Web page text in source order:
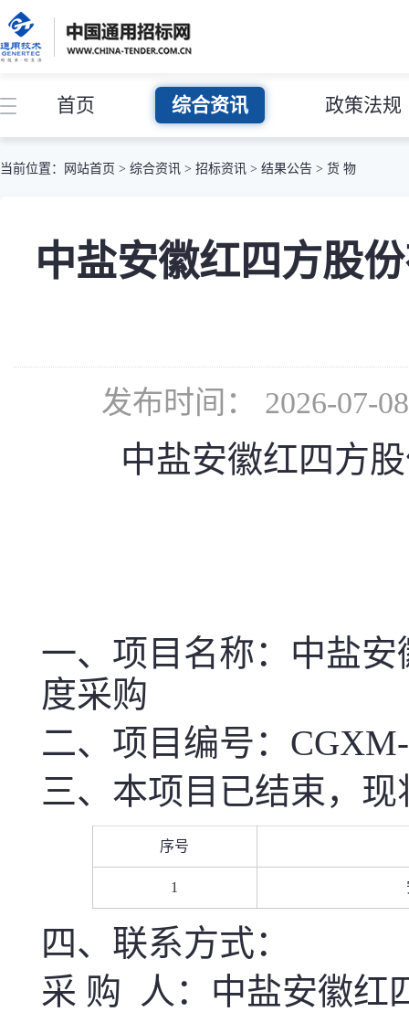
首页 综合资讯 政策法规
当前位置： 网站首页 > 综合资讯 > 招标资讯 > 结果公告 > 货 物
中盐安徽红四方股
发布时间： 2026-07-
中盐安徽红四方
一、项目名称：中盐
度采购
二、项目编号：
三、本项目已结束，
序号
1
四、联系方式：
采 购 人： 中盐安徽红